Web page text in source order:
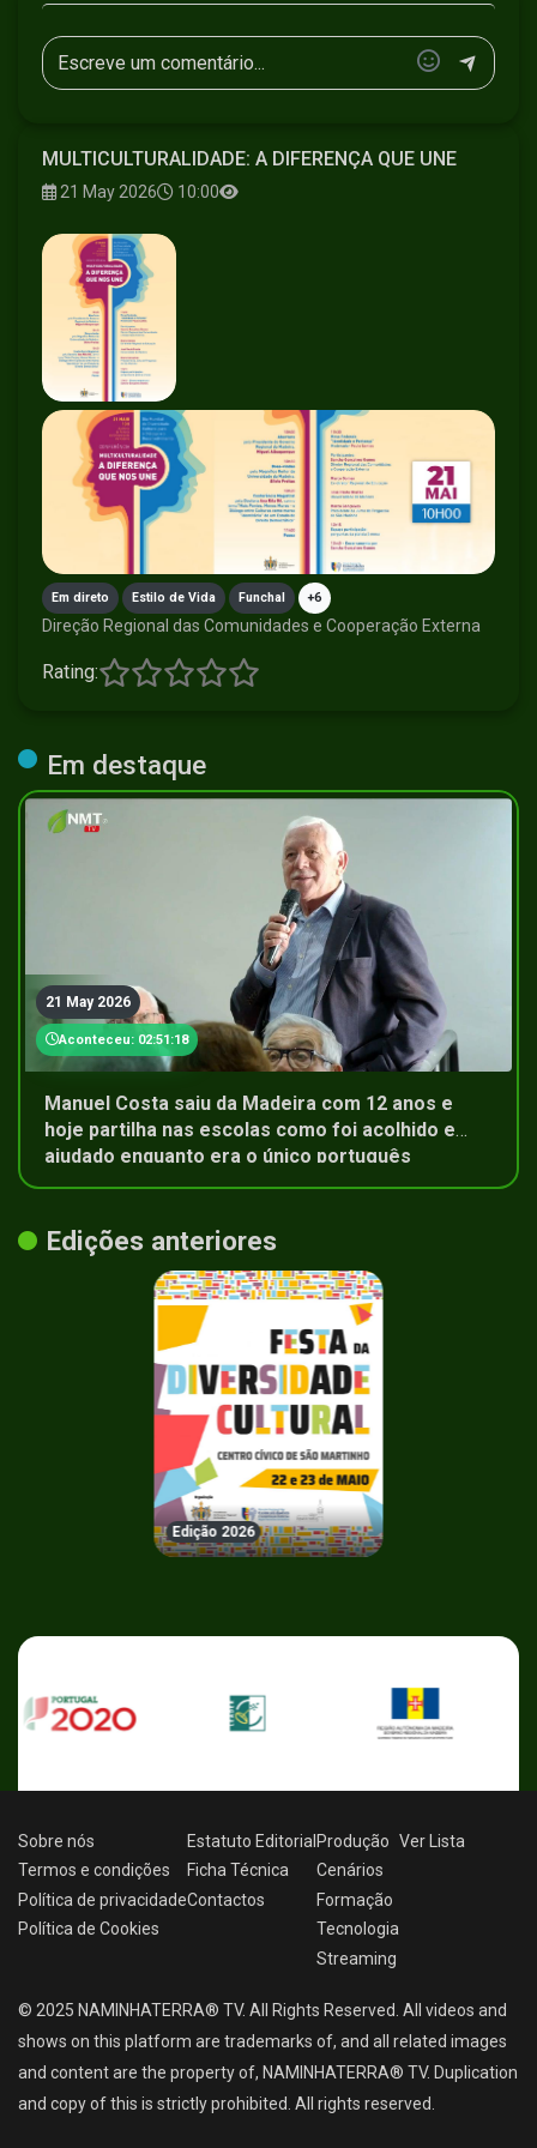
Comunidades e Cooperação Externa
Marco Gomes – Ex-diretor Regional de Educação
José Paulo Brazão – Universidade da Madeira
Marco Gonçalves – Presidente da Junta de Freguesia de São
MULTICULTURALIDADE: A DIFERENÇA QUE UNE
21 May 2026 10:00
Em direto Estilo de Vida Funchal +6
Direção Regional das Comunidades e Cooperação Externa
Rating:
Em destaque
21 May 2026
Aconteceu: 02:51:18
Manuel Costa saiu da Madeira com 12 anos e
hoje partilha nas escolas como foi acolhido e
ajudado enquanto era o único português
Edições anteriores
Edição 2026
Sobre nós
Termos e condições
Política de privacidade
Política de Cookies
Estatuto Editorial
Ficha Técnica
Contactos
Produção
Cenários
Formação
Tecnologia
Streaming
Ver Lista
© 2025 NAMINHATERRA® TV. All Rights Reserved. All videos and
shows on this platform are trademarks of, and all related images
and content are the property of, NAMINHATERRA® TV. Duplication
and copy of this is strictly prohibited. All rights reserved.